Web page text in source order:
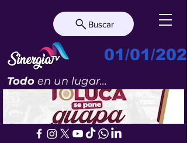
Buscar
01/01/
Todoen un lugar...